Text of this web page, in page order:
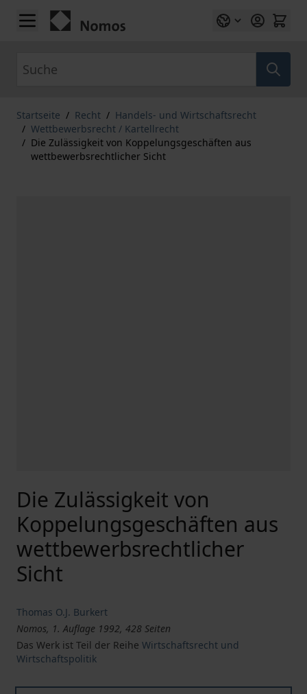
Zum Inhalt springen
Startseite / Recht / Handels- und Wirtschaftsrecht
/ Wettbewerbsrecht / Kartellrecht
/ Die Zulässigkeit von Koppelungsgeschäften aus
wettbewerbsrechtlicher Sicht
Die Zulässigkeit von
Koppelungsgeschäften aus
wettbewerbsrechtlicher
Sicht
Thomas O.J. Burkert
Nomos, 1. Auflage 1992, 428 Seiten
Das Werk ist Teil der Reihe Wirtschaftsrecht und
Wirtschaftspolitik